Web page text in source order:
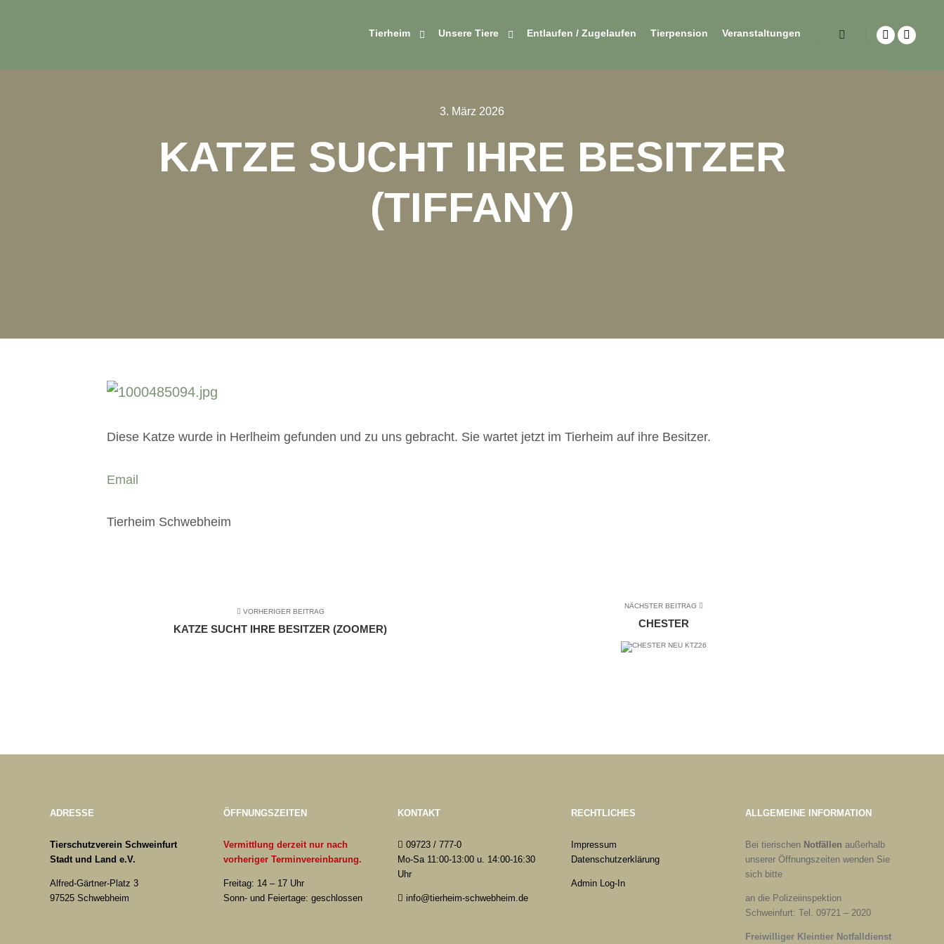
Tierheim Unsere Tiere Entlaufen / Zugelaufen Tierpension Veranstaltungen
3. März 2026
KATZE SUCHT IHRE BESITZER
(TIFFANY)
Diese Katze wurde in Herlheim gefunden und zu uns gebracht. Sie wartet jetzt im Tierheim auf ihre Besitzer.
Email
Tierheim Schwebheim
VORHERIGER BEITRAG
KATZE SUCHT IHRE BESITZER (ZOOMER)
NÄCHSTER BEITRAG
CHESTER
ADRESSE
Tierschutzverein Schweinfurt
Stadt und Land e.V.
Alfred-Gärtner-Platz 3
97525 Schwebheim
ÖFFNUNGSZEITEN
Vermittlung derzeit nur nach
vorheriger Terminvereinbarung.
Freitag: 14 – 17 Uhr
Sonn- und Feiertage: geschlossen
KONTAKT
09723 / 777-0
Mo-Sa 11:00-13:00 u. 14:00-16:30
Uhr
info@tierheim-schwebheim.de
RECHTLICHES
Impressum
Datenschutzerklärung
Admin Log-In
ALLGEMEINE INFORMATION
Bei tierischen Notfällen außerhalb
unserer Öffnungszeiten wenden Sie
sich bitte
an die Polizeiinspektion
Schweinfurt: Tel. 09721 – 2020
Freiwilliger Kleintier Notfalldienst